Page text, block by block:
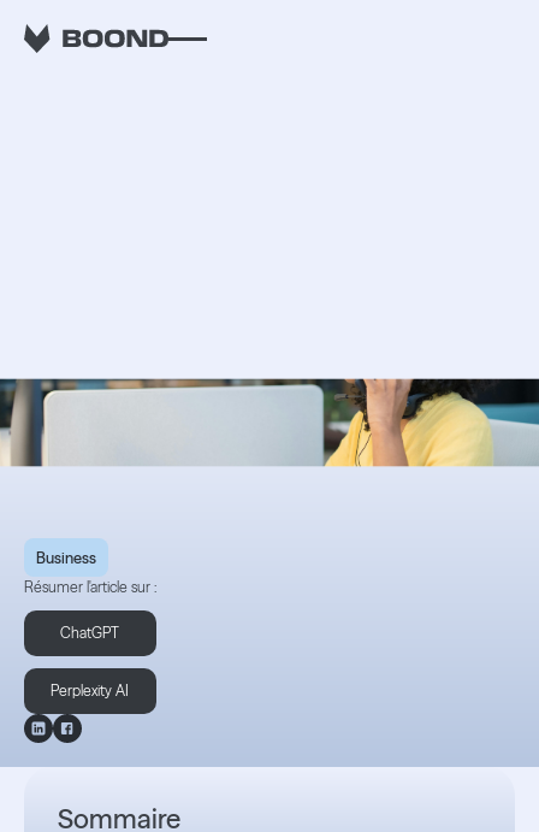
RETOUR
Business
Résumer l'article sur :
ChatGPT
Perplexity AI
Sommaire